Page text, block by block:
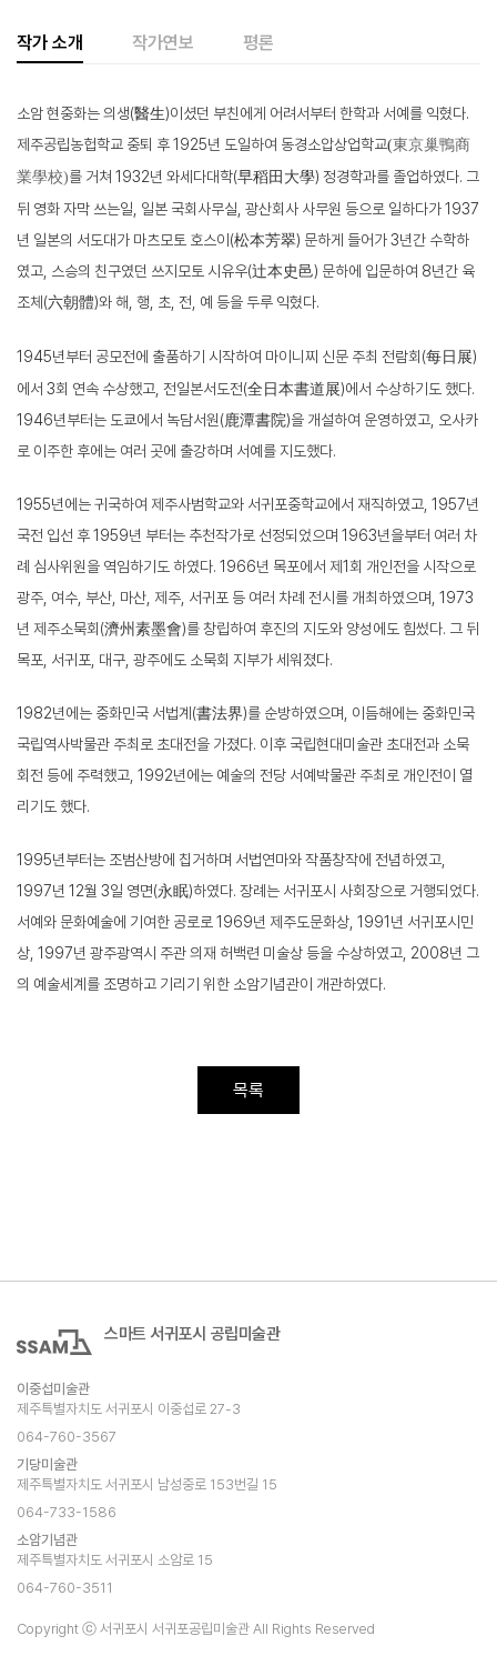
작가 소개 작가연보 평론
소암 현중화는 의생(醫生)이셨던 부친에게 어려서부터 한학과 서예를 익혔다.
제주공립농헙학교 중퇴 후1925년 도일하여 동경소압상업학교(東京巢鴨商
業學校)를 거쳐 1932년 와세다대학(早稻田大學) 정경학과를 졸업하였다. 그
뒤 영화 자막 쓰는일 일본 국회사무실 광산회사 사무원 등으로 일하다가1937
년 일본의 서도대가 마츠모토 호스이 (松本芳翠) 문하게 들어가3년간 수학하
였고 스승의 친구였던 쓰지모토 시유우(辻本史邑) 문하에 입문하여 8년간 육
조체 (六朝體)와 해 행 초 전 예 등을 두루 익혔다.
1945년부터 공모전에 출품하기 시작하여 마이니찌 신문 주최 전람회 (每日展)
에서 3회 연속 수상했고 전일본서도전(全日本書道展)에서 수상하기도 했다.
1946년부터는 도쿄에서 녹담서원(鹿潭書院)을 개설하여 운영하였고 오사카
로 이주한 후에는 여러 곳에 출강하며 서예를 지도했다.
1955년에는 귀국하여 제주사범학교와 서귀포중학교에서 재직하였고 , 1957년
국전 입선 후1959년 부터는 추천작가로 선정되었으며 1963년을부터 여러 차
례 심사위원을 역임하기도 하였다. 1966년 목포에서 제1회 개인전을 시작으로
광주 여수 부산 마산 제주 서귀포 등 여러 차례 전시를 개최하였으며 , 1973
년 제주소묵회 (濟州素墨會)를 창립하여 후진의 지도와 양성에도 힘썼다. 그 뒤
목포 서귀포 대구 광주에도 소묵회 지부가 세워졌다.
1982년에는 중화민국 서법계 (書法界)를 순방하였으며
이듬해에는 중화민국
국립역사박물관 주최로 초대전을 가졌다. 이후 국립현대미술관 초대전과 소묵
회전 등에 주력했고 , 1992년에는 예술의 전당 서예박물관 주최로 개인전이 열
리기도 했다.
1995년부터는 조범산방에 칩거하며 서법연마와 작품창작에 전념하였고
1997년 12월 3일 영면(永眠)하였다. 장례는 서귀포시 사회장으로 거행되었다.
서예와 문화예술에 기여한 공로로 1969년 제주도문화상 , 1991 년 서귀포시민
상 , 1997년 광주광역시 주관 의재 허백련 미술상 등을 수상하였고 , 2008년 그
의 예술세계를 조명하고 기리기 위한 소암기념관이 개관하였다.
목록
스마트 서귀포시 공립미술관
이중섭미술관
제주특별자치도 서귀포시 이중섭로 27-3
064-760-3567
기당미술관
제주특별자치도 서귀포시 남성중로 153번길 15
064-733-1586
소암기념관
제주특별자치도 서귀포시 소암로 15
064-760-3511
Copyright ⓒ 서귀포시 서귀포공립미술관 All Rights Reserved